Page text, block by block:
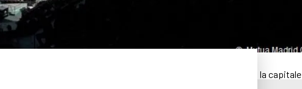
Open, tournoi Masters ATP 1000 et WTA 1000, organisé dans la capitale